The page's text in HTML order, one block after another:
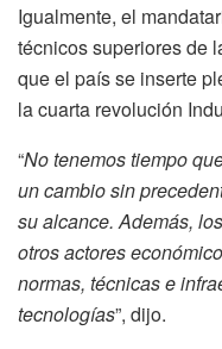
Igualmente, el
técnicos superiores de
que el país se inserte
lacuarta revolución
“No tenemos tiempo
un cambio sin
su alcance. Además,
otros actores
normas, técnicas e
tecnologías”, dijo.